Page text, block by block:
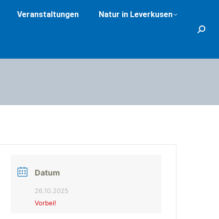
Veranstaltungen Natur in Leverkusen
Datum
26.10.2025
Vorbei!